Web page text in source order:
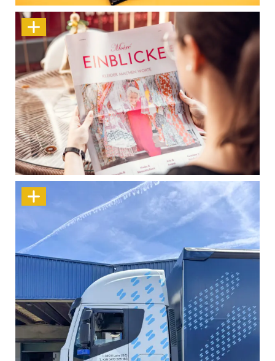
Mode. Haltung. Wir.